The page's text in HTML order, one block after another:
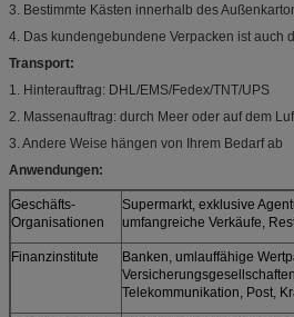
3. Bestimmte Kästen innerhalb des
4. Das kundengebundene Verpacken ist auch
Transport:
1. Hinterauftrag: DHL/EMS/Fedex/TNT/UPS
2. Massenauftrag: durch Meer oder auf dem
3. Andere Weise hängen von Ihrem Bedarf ab
Anwendungen:
Geschäfts-
Organisationen
Supermarkt, exklusive
umfangreiche Verkäufe,
Finanzinstitute
Banken, umlauffähige
Telekommunikation, Post,